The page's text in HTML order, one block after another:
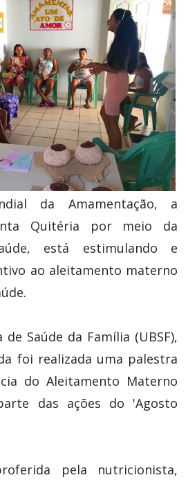
da Amamentação, a
Quitéria por meio da
está estimulando e
ao aleitamento materno
de Saúde da Família (UBSF),
foi realizada uma palestra
do Aleitamento Materno
das ações do 'Agosto
pela nutricionista,